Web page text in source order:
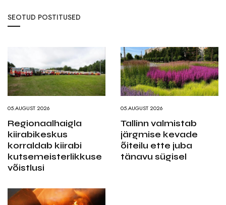
SEOTUD POSTITUSED
05.AUGUST 2026
Regionaalhaigla
kiirabikeskus
korraldab kiirabi
kutsemeisterlikkuse
võistlusi
05.AUGUST 2026
Tallinn valmistab
järgmise kevade
õiteilu ette juba
tänavu sügisel